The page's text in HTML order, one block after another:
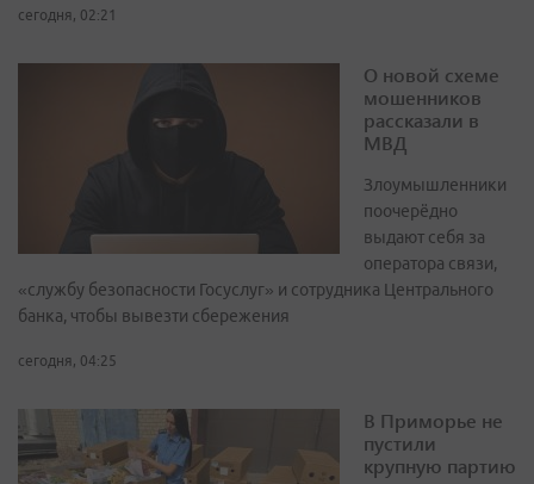
сегодня, 02:21
О новой схеме
мошенников
рассказали в
МВД
Злоумышленники
поочерёдно
выдают себя за
оператора связи,
«службу безопасности Госуслуг» и сотрудника Центрального
банка, чтобы вывезти сбережения
сегодня, 04:25
В Приморье не
пустили
крупную партию